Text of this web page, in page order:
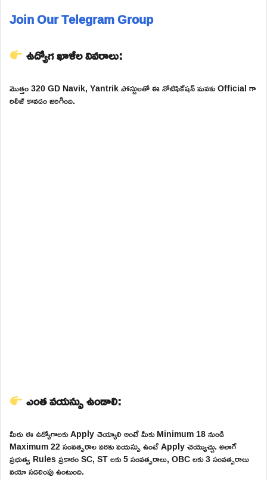
Join Our Telegram Group
ఉద్యోగ ఖాళీల వివరాలు:
మొత్తం 320 GD Navik, Yantrik పోస్టులతో ఈ నోటిఫికేషన్ మనకు Official గా
రిలీజ్ కావడం జరిగింది.
ఎంత వయస్సు ఉండాలి:
మీరు ఈ ఉద్యోగాలకు Apply చెయ్యాలి అంటే మీకు Minimum 18 నుండి
Maximum 22 సంవత్సరాల వరకు వయస్సు ఉంటే Apply చెయ్యొచ్చు. అలాగే
ప్రభుత్వ Rules ప్రకారం SC, ST లకు 5 సంవత్సరాలు, OBC లకు 3 సంవత్సరాలు
వయో సడలింపు ఉంటుంది.